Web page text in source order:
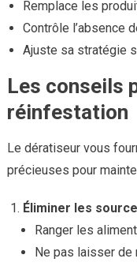
Remplace les
Contrôle l’absence
Ajuste sa stratégie
Les conseils
réinfestation
Le dératiseur vous
précieuses pour
Éliminer les
Ranger les
Ne pas laisser de